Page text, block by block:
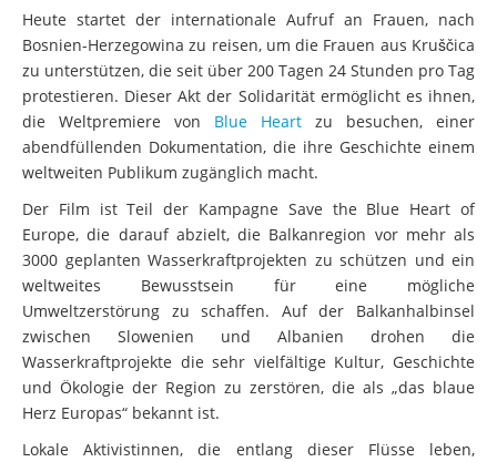
Heute startet der internationale Aufruf an Frauen, nach
Bosnien-Herzegowina zu reisen, um die Frauen aus Kruščica
zu unterstützen, die seit über 200 Tagen 24 Stunden pro Tag
protestieren. Dieser Akt der Solidarität ermöglicht es ihnen,
die Weltpremiere von Blue Heart zu besuchen, einer
abendfüllenden Dokumentation, die ihre Geschichte einem
weltweiten Publikum zugänglich macht.
Der Film ist Teil der Kampagne Save the Blue Heart of
Europe, die darauf abzielt, die Balkanregion vor mehr als
3000 geplanten Wasserkraftprojekten zu schützen und ein
weltweites Bewusstsein für eine mögliche
Umweltzerstörung zu schaffen. Auf der Balkanhalbinsel
zwischen Slowenien und Albanien drohen die
Wasserkraftprojekte die sehr vielfältige Kultur, Geschichte
und Ökologie der Region zu zerstören, die als „das blaue
Herz Europas“ bekannt ist.
Lokale Aktivistinnen, die entlang dieser Flüsse leben,